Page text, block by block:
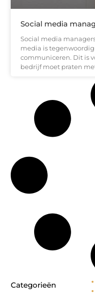
Social media
Social media
media is
communiceren. Dit is
bedrijf moet praten
Categorieën